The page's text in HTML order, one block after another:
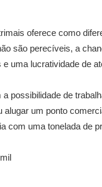
oferece como
são perecíveis, a
uma lucratividade de
possibilidade de
um ponto
com uma tonelada de